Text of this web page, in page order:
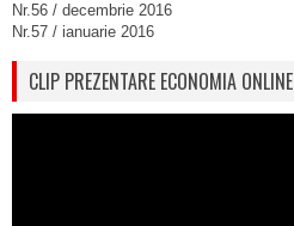
Nr.56 / decembrie 2016
Nr.57 / ianuarie 2016
CLIP PREZENTARE ECONOMIA ONLINE